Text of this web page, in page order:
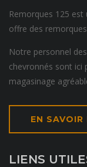
Remorques 125
offre des
Notre personnel
chevronnés sont ici
magasinage
EN SAVOIR
LIENS